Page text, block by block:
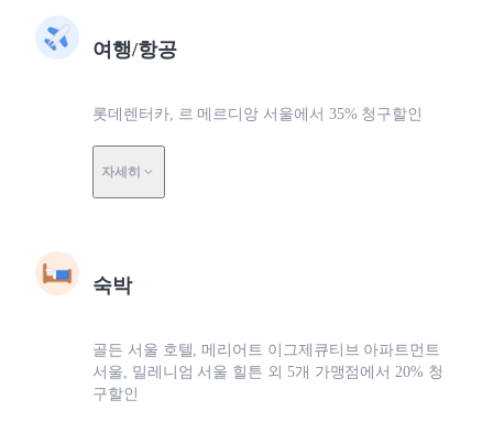
여행/항공
롯데렌터카, 르 메르디앙 서울에서 35% 청구할인
자세히
숙박
골든 서울 호텔, 메리어트 이그제큐티브 아파트먼트
서울, 밀레니엄 서울 힐튼 외 5개 가맹점에서 20% 청
구할인